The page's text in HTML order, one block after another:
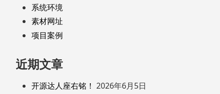
系统环境
素材网址
项目案例
近期文章
开源达人座右铭！ 2026年6月5日